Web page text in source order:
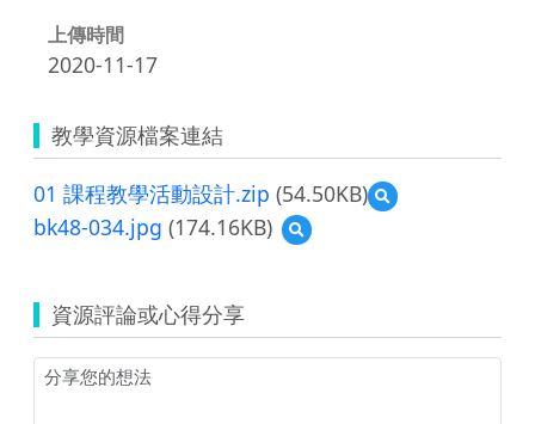
上傳時間
2020-11-17
教學資源檔案連結
01 課程教學活動設計.zip (54.50KB)
預
覽
活
bk48-034.jpg (174.16KB)
預
覽
資源評論或心得分享